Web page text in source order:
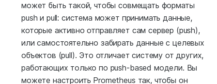
может быть такой, чтобы совмещать форматы
push и pull: система может принимать данные,
которые активно отправляет сам сервер (push),
или самостоятельно забирать данные с целевых
объектов (pull). Это отличает систему от других,
работающих только по push-based модели. Вы
можете настроить Prometheus так, чтобы он